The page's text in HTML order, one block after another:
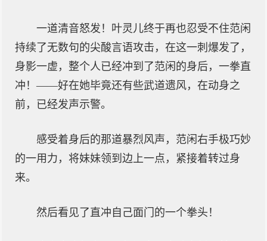
一道清音怒发！叶灵儿终于再也忍受不住范闲
持续了无数句的尖酸言语攻击，在这一刺爆发了，
身影一虚，整个人已经冲到了范闲的身后，一拳直
冲！——好在她毕竟还有些武道遗风，在动身之
前，已经发声示警。
感受着身后的那道暴烈风声，范闲右手极巧妙
的一用力，将妹妹领到边上一点，紧接着转过身
来。
然后看见了直冲自己面门的一个拳头！